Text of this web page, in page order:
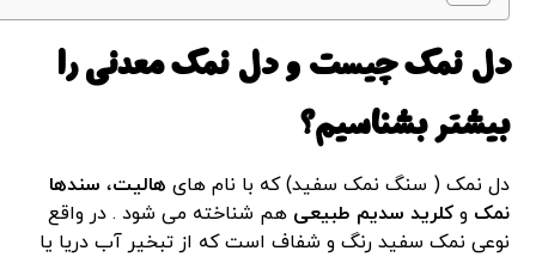
دل نمک چیست و دل نمک معدنی را
بیشتر بشناسیم؟
دل نمک ( سنگ نمک سفید) که با نام های هالیت، سندها
نمک وکلرید سدیم طبیعی هم شناخته می شود . در واقع
نوعی نمک سفید رنگ و شفاف است که از تبخیر آب دریا یا